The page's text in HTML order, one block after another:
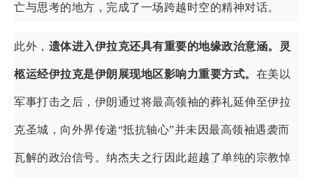
亡与思考的地方，完成了一场跨越时空的精神对话。
此外， 遗体进入伊拉克还具有重要的地缘政治意涵。灵
柩运经伊拉克是伊朗展现地区影响力重要方式。 在美以
军事打击之后，伊朗通过将最高领袖的葬礼延伸至伊拉
克圣城，向外界传递“抵抗轴心”并未因最高领袖遇袭而
瓦解的政治信号。纳杰夫之行因此超越了单纯的宗教悼